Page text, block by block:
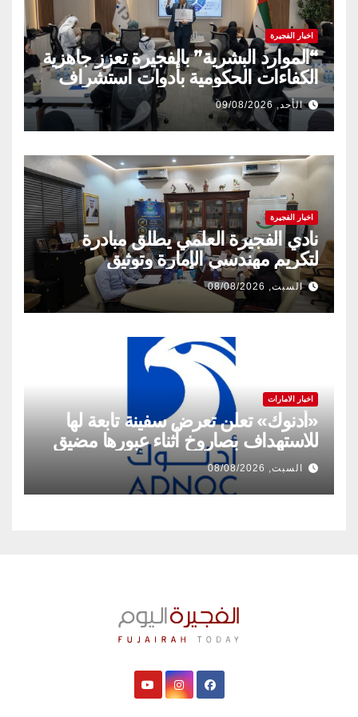
اخبار الفجيرة
“الموارد البشرية” بالفجيرة تعزز جاهزية
الكفاءات الحكومية بأدوات استشراف
المستقبل
الأحد, 09/08/2026
اخبار الفجيرة
نادي الفجيرة العلمي يطلق مبادرة
لتكريم مهندسي الإمارة وتوثيق
إنجازاتهم المهنية
السبت, 08/08/2026
اخبار الامارات
«أدنوك» تعلن تعرض سفينة تابعة لها
للاستهداف بصاروخ أثناء عبورها مضيق
هرمزالسبت, 08/08/2026